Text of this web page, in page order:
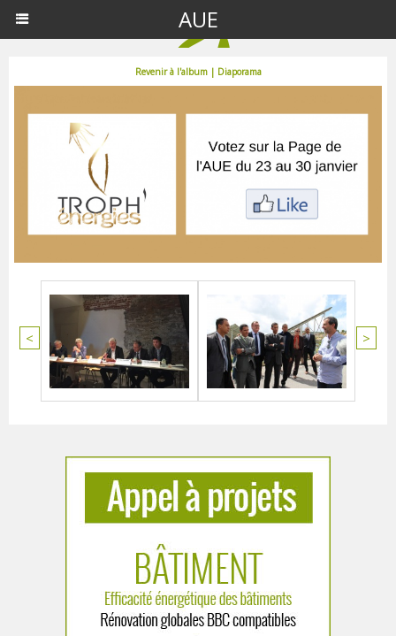
AUE
Revenir à l'album | Diaporama
< >